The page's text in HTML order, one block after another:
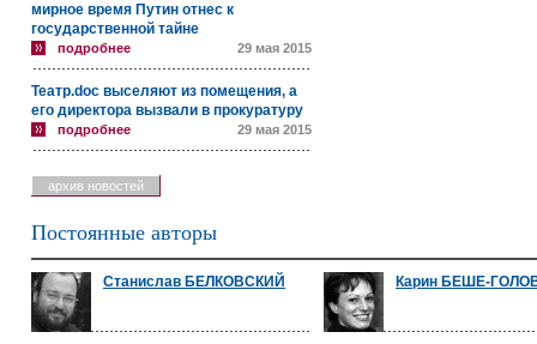
мирное время Путин отнес к
государственной тайне
подробнее 29 мая 2015
Театр.doc выселяют из помещения, а
его директора вызвали в прокуратуру
подробнее 29 мая 2015
архив новостей
Постоянные авторы
Станислав БЕЛКОВСКИЙ Карин БЕШЕ-